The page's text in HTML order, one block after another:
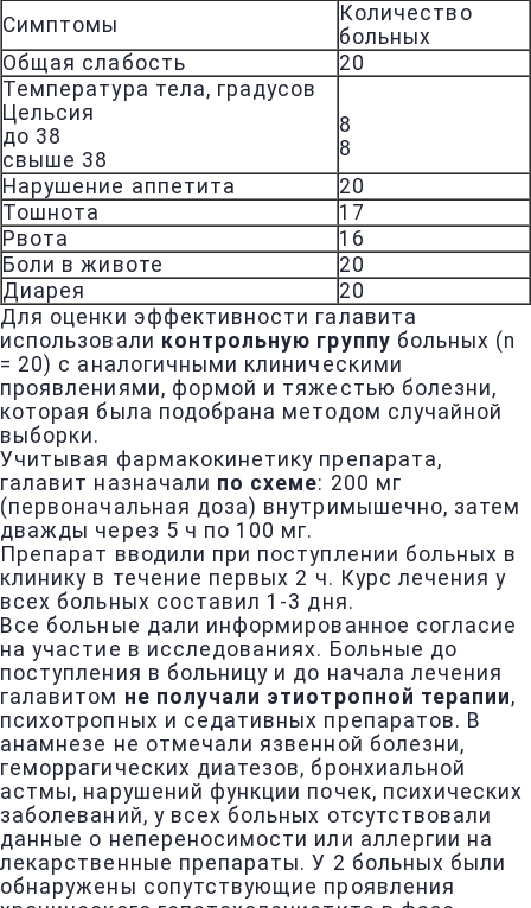
Симптомы
Количество
больных
Общая слабость
20
Температура тела, градусов
Цельсия
до 38
свыше 38
8
8
Нарушение аппетита
20
Тошнота
17
Рвота
16
Боли в животе
20
Диарея
20
Для оценки эффективности галавита
использовали контрольную группу больных (n
= 20) с аналогичными клиническими
проявлениями, формой и тяжестью болезни,
которая была подобрана методом случайной
выборки.
Учитывая фармакокинетику препарата,
галавит назначали по схеме: 200 мг
(первоначальная доза) внутримышечно, затем
дважды через 5 ч по 100 мг.
Препарат вводили при поступлении больных в
клинику в течение первых 2 ч. Курс лечения у
всех больных составил 1-3 дня.
Все больные дали информированное согласие
на участие в исследованиях. Больные до
поступления в больницу и до начала лечения
галавитом не получали этиотропной терапии,
психотропных и седативных препаратов. В
анамнезе не отмечали язвенной болезни,
геморрагических диатезов, бронхиальной
астмы, нарушений функции почек, психических
заболеваний, у всех больных отсутствовали
данные о непереносимости или аллергии на
лекарственные препараты. У 2 больных были
обнаружены сопутствующие проявления